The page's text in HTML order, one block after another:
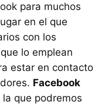
para muchos
en el que
con los
lo emplean
estar en contacto
Facebook
que podremos